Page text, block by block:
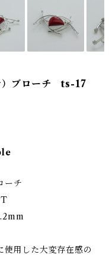
）ブローチ ts-17
ーチ
使用した大変存在感の